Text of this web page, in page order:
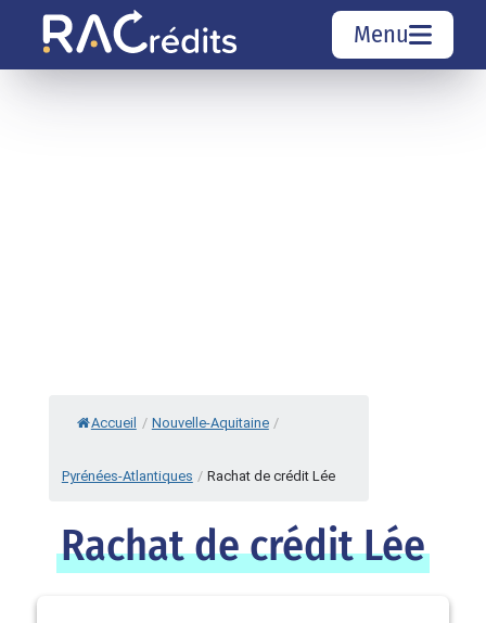
Menu
Accueil / Nouvelle-Aquitaine /
Pyrénées-Atlantiques / Rachat de crédit Lée
Rachat de crédit Lée